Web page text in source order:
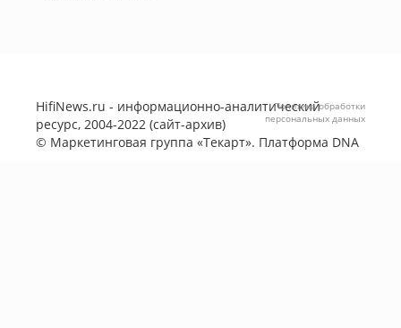
HifiNews.ru - информационно-аналитический
ресурс, 2004-2022 (сайт-архив)
© Маркетинговая группа «Текарт». Платформа DNA
Политика обработки
персональных данных